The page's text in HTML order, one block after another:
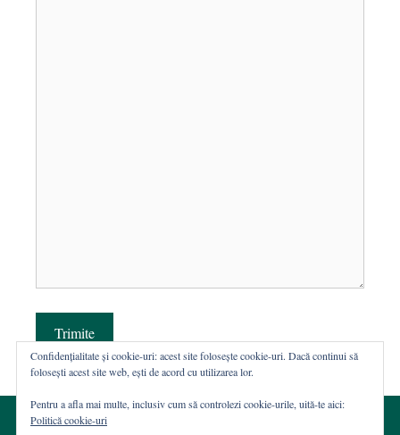
Trimite
Confidențialitate și cookie-uri: acest site folosește cookie-uri. Dacă continui să
folosești acest site web, ești de acord cu utilizarea lor.
Pentru a afla mai multe, inclusiv cum să controlezi cookie-urile, uită-te aici:
Politică cookie-uri